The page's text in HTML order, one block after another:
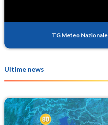
TG Meteo Nazionale
Ultime news